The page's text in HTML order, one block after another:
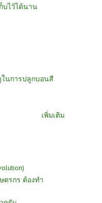
บไว้ได้นาน
นการปลูกบอนสี
เพิ่มเติม
ตรกร ต้องทำ